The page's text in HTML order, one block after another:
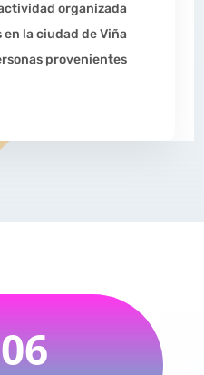
organizada
la ciudad de Viña
provenientes